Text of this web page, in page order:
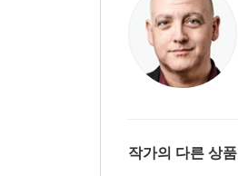
작가의 다른 상품